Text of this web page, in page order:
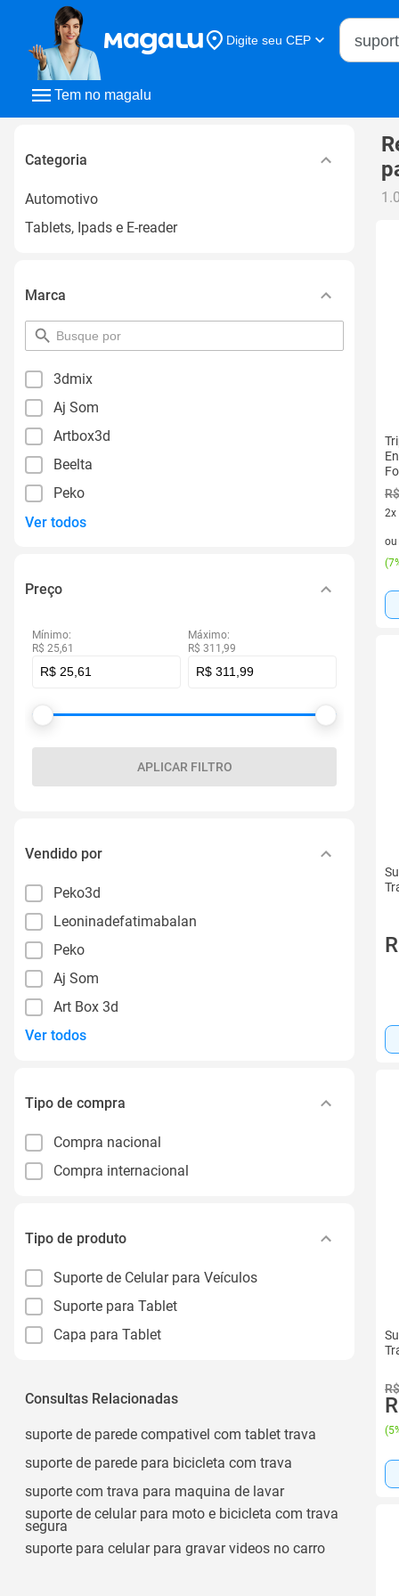
Tem no magalu
Digite seu CEP
Buscar
Categoria
Automotivo
Tablets, Ipads e E-reader
Marca
pesquisar
por
3dmix
Aj Som
Artbox3d
Beelta
Peko
Ver todos
Preço
Mínimo:
R$ 25,61
Máximo:
R$ 311,99
APLICAR FILTRO
Vendido por
Peko3d
Leoninadefatimabalan
Peko
Aj Som
Art Box 3d
Ver todos
Tipo de compra
Compra nacional
Compra internacional
Tipo de produto
Suporte de Celular para Veículos
Suporte para Tablet
Capa para Tablet
Consultas Relacionadas
suporte de parede compativel com tablet trava
suporte de parede para bicicleta com trava
suporte com trava para maquina de lavar
suporte de celular para moto e bicicleta com trava
segura
suporte para celular para gravar videos no carro
2x
2
ou
(
(